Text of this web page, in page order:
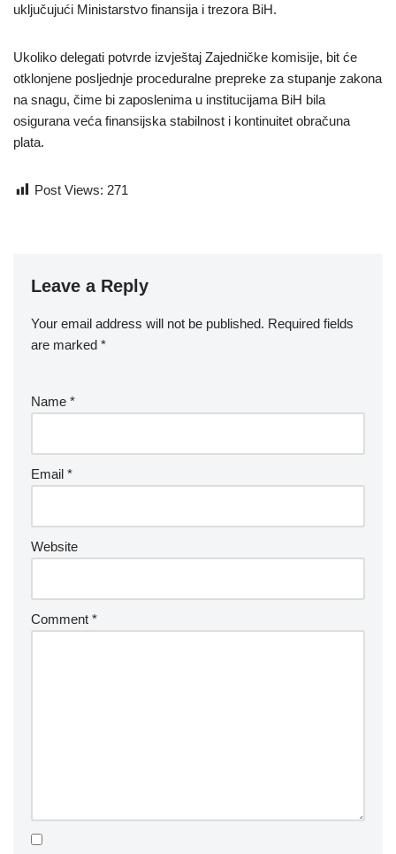
uključujući Ministarstvo finansija i trezora BiH.
Ukoliko delegati potvrde izvještaj Zajedničke komisije, bit će
otklonjene posljednje proceduralne prepreke za stupanje zakona
na snagu, čime bi zaposlenima u institucijama BiH bila
osigurana veća finansijska stabilnost i kontinuitet obračuna
plata.
Post Views: 271
Leave a Reply
Your email address will not be published. Required fields
are marked *
Name *
Email *
Website
Comment *